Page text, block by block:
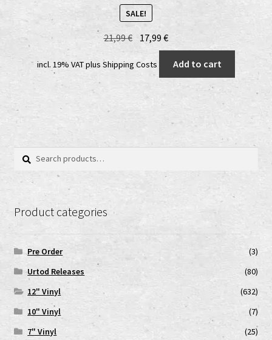
SALE!
21,99€ Original
price
was:
17,99€Current
price
is:
17,99 €.
incl. 19% VATplus Shipping Costs Add to cart
Search
Search
Product categories
Pre Order
(3)
Urtod Releases
(80)
12" Vinyl
(632)
10" Vinyl
(7)
7" Vinyl
(25)